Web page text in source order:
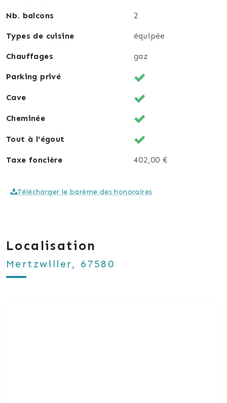
Nb. balcons 2
Types de cuisine équipée
Chauffages gaz
Parking privé
Cave
Cheminée
Tout à l'égout
Taxe foncière 402,00 €
Télécharger le barème des honoraires
Localisation
Mertzwiller, 67580